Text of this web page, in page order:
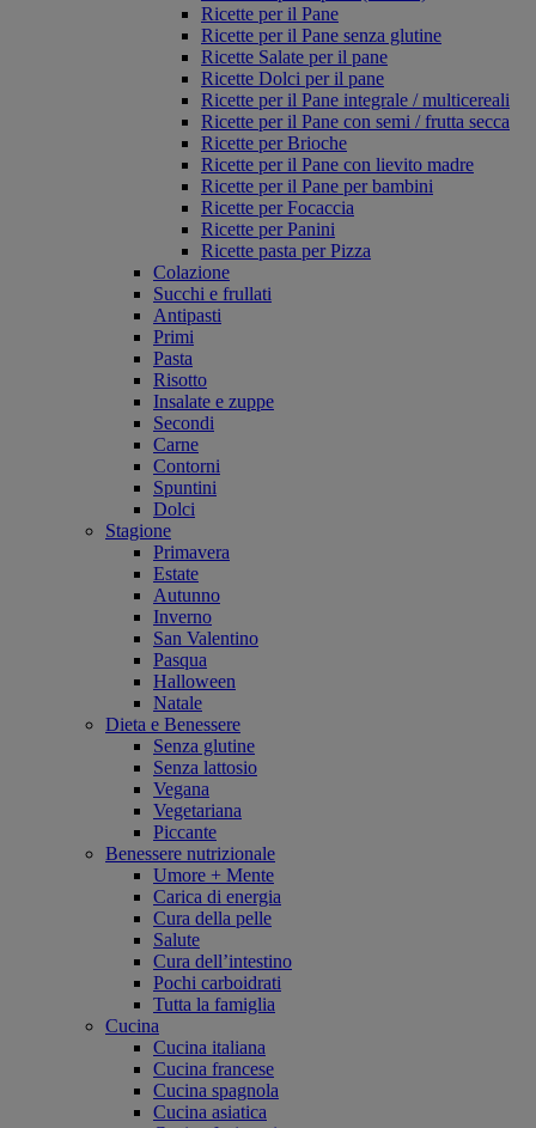
Ricette per il Pane
Ricette per il Pane senza glutine
Ricette Salate per il pane
Ricette Dolci per il pane
Ricette per il Pane integrale / multicereali
Ricette per il Pane con semi / frutta secca
Ricette per Brioche
Ricette per il Pane con lievito madre
Ricette per il Pane per bambini
Ricette per Focaccia
Ricette per Panini
Ricette pasta per Pizza
Colazione
Succhi e frullati
Antipasti
Primi
Pasta
Risotto
Insalate e zuppe
Secondi
Carne
Contorni
Spuntini
Dolci
Stagione
Primavera
Estate
Autunno
Inverno
San Valentino
Pasqua
Halloween
Natale
Dieta e Benessere
Senza glutine
Senza lattosio
Vegana
Vegetariana
Piccante
Benessere nutrizionale
Umore + Mente
Carica di energia
Cura della pelle
Salute
Cura dell’intestino
Pochi carboidrati
Tutta la famiglia
Cucina
Cucina italiana
Cucina francese
Cucina spagnola
Cucina asiatica